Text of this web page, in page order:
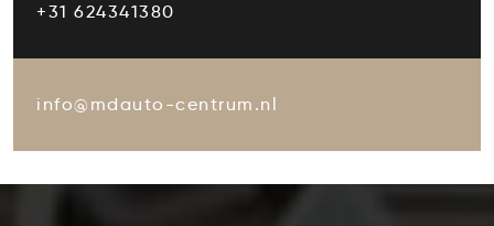
+31 624341380
info@mdauto-centrum.nl